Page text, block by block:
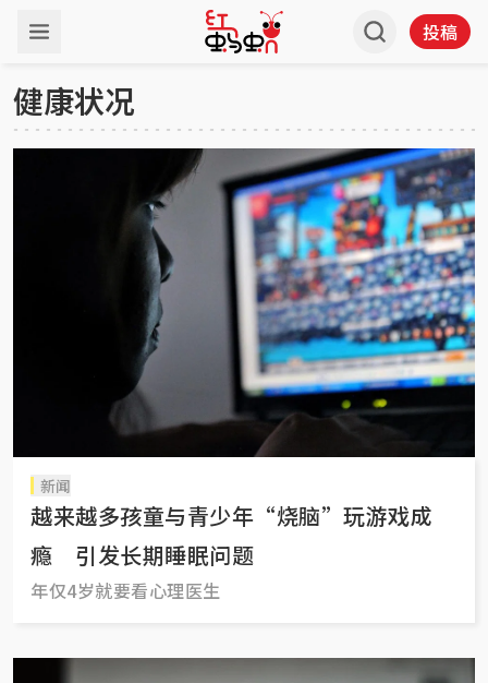
投稿
健康状况
新闻
越来越多孩童与青少年“烧脑”玩游戏成
瘾 引发长期睡眠问题
年仅4岁就要看心理医生